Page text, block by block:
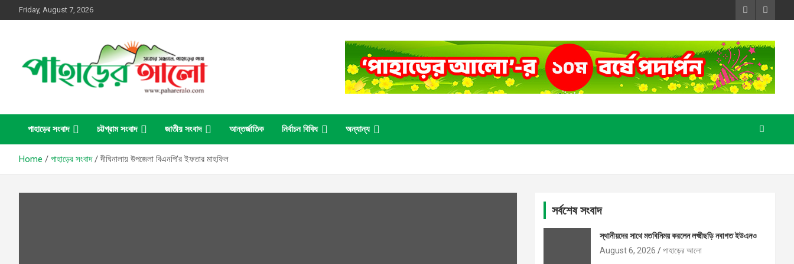
to
Friday, August 7, 2026
পাহাড়ের আলো
পাহাড়ের সংবাদ চট্টগ্রাম সংবাদ জাতীয় সংবাদ আন্তর্জাতিক নির্বাচন বিবিধ অন্যান্য
Home পাহাড়ের সংবাদ দীঘিনালায় উপজেলা বিএনপি’র ইফতার মাহফিল
সর্বশেষ সংবাদ
স্থানীয়দের সাথে মতবিনিময় করলেন লক্ষ্মীছড়ি নবাগত ইউএনও
August 6, 2026
পাহাড়ের আলো